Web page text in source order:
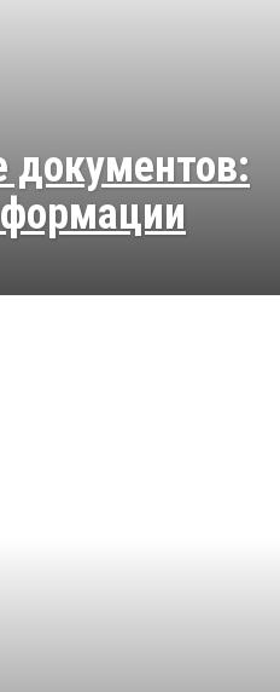
документов: